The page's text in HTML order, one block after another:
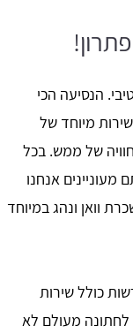
הנסיעה הכי
מיוחד של
של ממש. בכל
אנחנו
וואן ונהג במיוחד
כולל שירות
לחתונה מעולם לא